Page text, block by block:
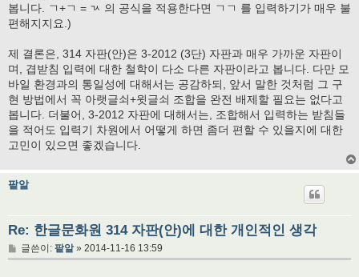
봅니다. ㄱ+ㄱ = ㄳ 의 공식을 적용한다면 ㄱㄱ 를 입력하기가 매우 불
편해지지요.)
제 결론은, 314 자판(안)은 3-2012 (3단) 자판과 매우 가까운 자판이
며, 겹받침 입력에 대한 철학이 다소 다른 자판이라고 봅니다. 다만 모
바일 환경과의 통일성에 대해서는 공감하되, 앞서 말한 것처럼 그 구
현 방법에서 꼭 아랫글쇠+윗글쇠 조합을 완전 배제할 필요는 없다고
봅니다. 더불어, 3-2012 자판에 대해서는, 조합해서 입력하는 받침들
을 적어도 입력기 차원에서 어떻게 하면 좀더 편할 수 있을지에 대한
고민이 있으면 좋겠습니다.
팥알
Re: 한글문화원 314 자판(안)에 대한 개인적인 생각
글
글쓴이: 팥알» 2014-11-16 13:59